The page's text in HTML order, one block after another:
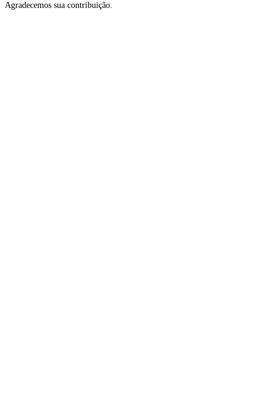
Agradecemos sua contribuição.